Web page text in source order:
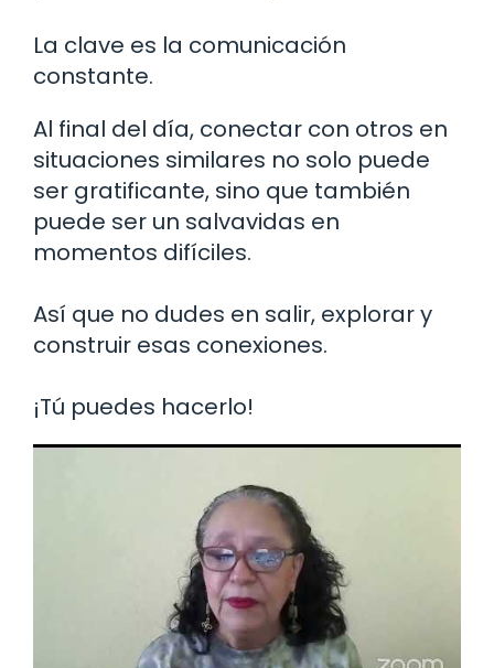
La clave es la comunicación
constante.
Al final del día, conectar con otros en
situaciones similares no solo puede
ser gratificante, sino que también
puede ser un salvavidas en
momentos difíciles.
Así que no dudes en salir, explorar y
construir esas conexiones.
¡Tú puedes hacerlo!